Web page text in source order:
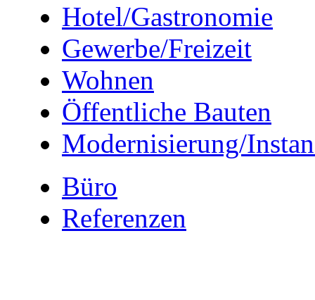
Hotel/Gastronomie
Gewerbe/Freizeit
Wohnen
Öffentliche Bauten
Modernisierung/
Büro
Referenzen